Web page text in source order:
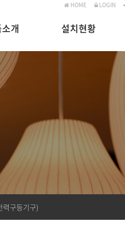
HOME LOGIN
개 설치현황
력구등기구)